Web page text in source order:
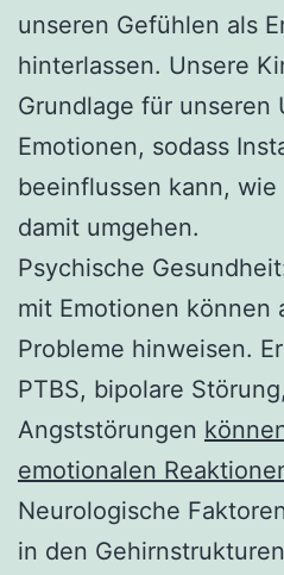
unseren Gefühlen als
hinterlassen. Unsere
Grundlage für unseren
Emotionen, sodass
beeinflussen kann, wie
damit umgehen.
Psychische
mit Emotionen können
Probleme hinweisen.
PTBS, bipolare
Angststörungen
emotionalen
Neurologische
in den